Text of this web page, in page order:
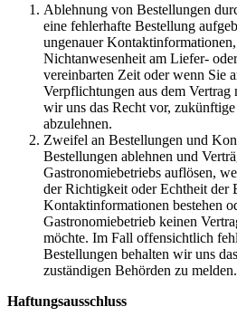
Ablehnung von Bestellungen
eine fehlerhafte Bestellung
ungenauer
Nichtanwesenheit am Liefer-
vereinbarten Zeit oder wenn Sie
Verpflichtungen aus dem Vertrag
wir uns das Recht vor,
abzulehnen.
Zweifel an Bestellungen und
Bestellungen ablehnen und
Gastronomiebetriebs auflösen,
der Richtigkeit oder Echtheit der
Kontaktinformationen bestehen
Gastronomiebetrieb keinen
möchte. Im Fall offensichtlich
Bestellungen behalten wir uns
zuständigen Behörden zu melden.
Haftungsausschluss